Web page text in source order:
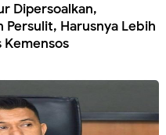
Dipersoalkan,
Persulit, Harusnya Lebih
Kemensos